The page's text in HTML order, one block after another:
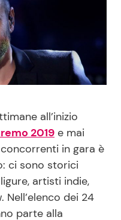
e Ricette
di Cucina
Ricette in TV
Primi Piatti
Facili e Veloci
all’inizio
2019 e mai
in gara è
ci sono storici
artisti indie,
dei 24
parte alla